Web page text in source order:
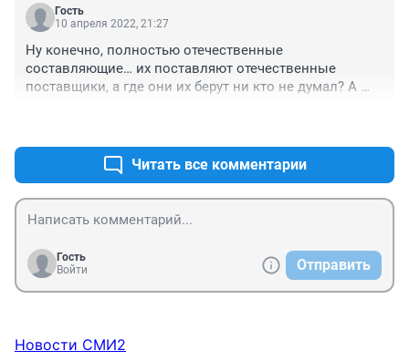
Гость
10 апреля 2022, 21:27
Ну конечно, полностью отечественные
составляющие… их поставляют отечественные
поставщики, а где они их берут ни кто не думал? А
Читать все комментарии
Гость
Войти
Отправить
Новости СМИ2